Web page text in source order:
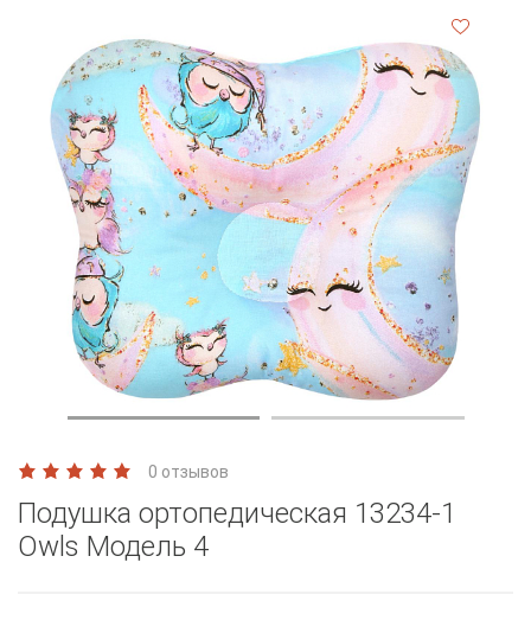
0 отзывов
Подушка ортопедическая 13234-1
Owls Модель 4